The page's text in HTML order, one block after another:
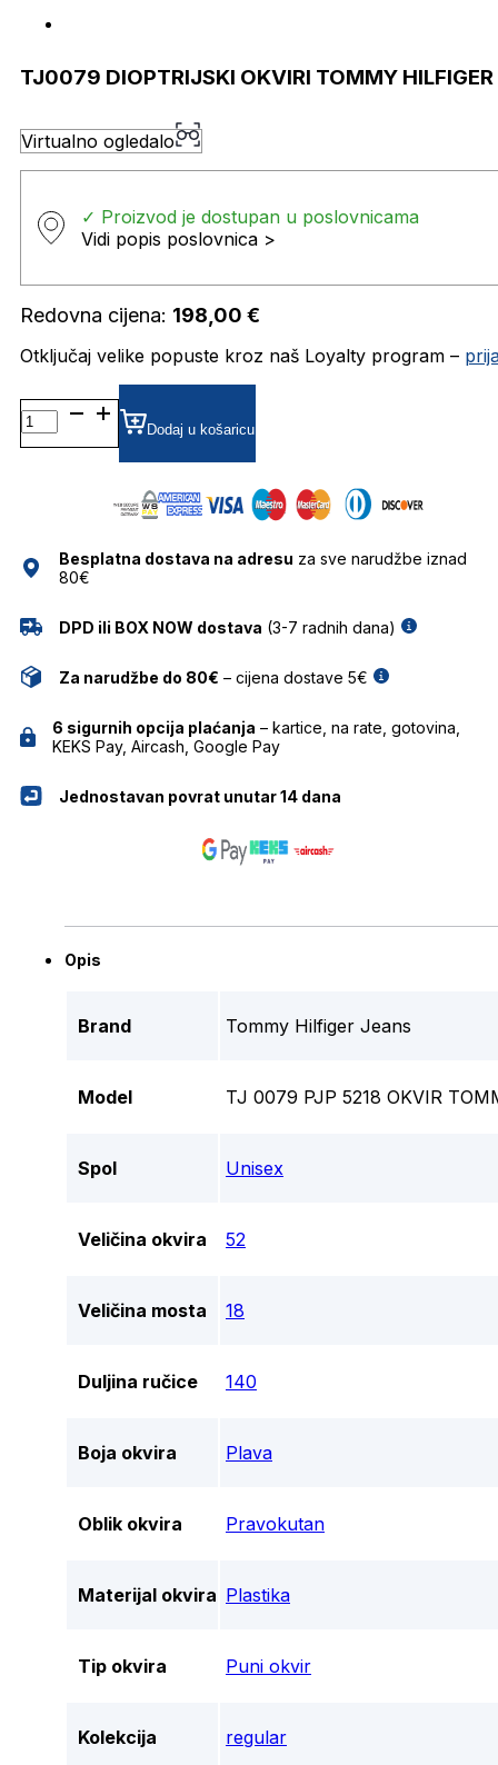
TJ0079 DIOPTRIJSKI OKVIRI TOMMY
Virtualno ogledalo
✓ Proizvod je dostupan u poslovnicama
Vidi popis poslovnica >
Redovna cijena: 198,00 €
Otključaj velike popuste kroz naš Loyalty program –
TJ0079 DIOPTRIJSKI
OKVIRI
TOMMY
Dodaj u košaricu
Besplatna dostava na adresu za sve narudžbe iznad
80€
DPD ili BOX NOW dostava (3-7 radnih dana)
Za narudžbe do 80€ – cijena dostave 5€
6 sigurnih opcija plaćanja – kartice, na rate, gotovina,
KEKS Pay, Aircash, Google Pay
Jednostavan povrat unutar 14 dana
Opis
Brand Tommy Hilfiger Jeans
Model TJ 0079 PJP 5218 OKVIR
Spol Unisex
Veličina okvira 52
Veličina mosta 18
Duljina ručice 140
Boja okvira Plava
Oblik okvira Pravokutan
Materijal okvira Plastika
Tip okvira Puni okvir
Kolekcija regular